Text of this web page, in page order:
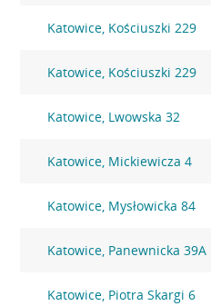
Katowice, Kościuszki 229
Katowice, Kościuszki 229
Katowice, Lwowska 32
Katowice, Mickiewicza 4
Katowice, Mysłowicka 84
Katowice, Panewnicka 39A
Katowice, Piotra Skargi 6